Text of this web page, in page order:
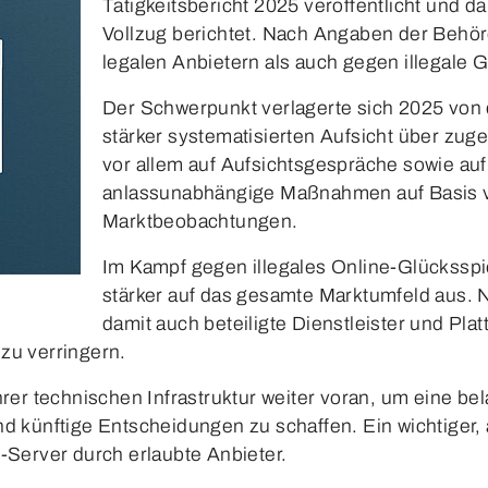
Tätigkeitsbericht 2025 veröffentlicht und
Vollzug berichtet. Nach Angaben der
legalen Anbietern als auch gegen illegale
Der Schwerpunkt verlagerte sich 2025
stärker systematisierten Aufsicht über
vor allem auf Aufsichtsgespräche sowie
anlassunabhängige Maßnahmen auf Basis
Marktbeobachtungen.
Im Kampf gegen illegales Online-
stärker auf das gesamte Marktumfeld aus.
damit auch beteiligte Dienstleister und
verringern.
technischen Infrastruktur weiter voran, um eine
künftige Entscheidungen zu schaffen. Ein
durch erlaubte Anbieter.